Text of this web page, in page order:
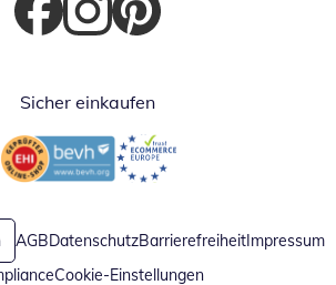
Öffnet in neuem Fenster
Öffnet in neuem Fenster
Öffnet in neuem Fenster
Sicher einkaufen
Öffnet in neuem FensterÖffnet in neuem Fenster
AGBDatenschutzBarrierefreiheitImpressum
Cookie-Einstellungen